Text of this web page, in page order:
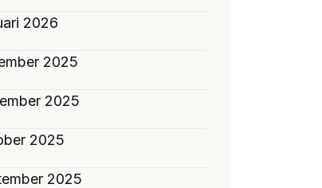
2026
2025
2025
2025
2025